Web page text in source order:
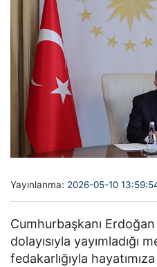
Yayınlanma: 2026-05-10
Cumhurbaşkanı
dolayısıyla yayımladığı
fedakarlığıyla